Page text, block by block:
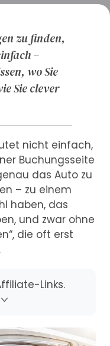
zu finden,
–
wo Sie
Sie clever
nicht einfach,
Buchungsseite
das Auto zu
– zu einem
haben, das
und zwar ohne
die oft erst
Links.